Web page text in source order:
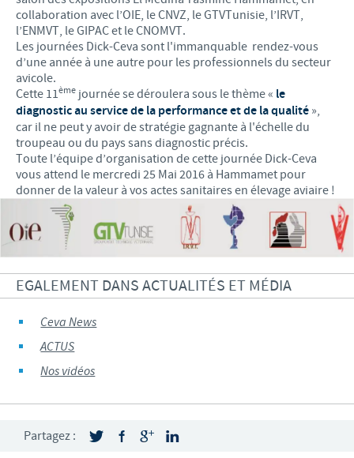
collaboration avec l’OIE, le CNVZ, le GTVTunisie, l’IRVT,
l’ENMVT, le GIPAC et le CNOMVT.
Les journées Dick-Ceva sont l'immanquable rendez-vous
d’une année à une autre pour les professionnels du secteur
avicole.
Cette 11ème journée se déroulera sous le thème « le
diagnostic au service de la performance et de la qualité »,
car il ne peut y avoir de stratégie gagnante à l'échelle du
troupeau ou du pays sans diagnostic précis.
Toute l’équipe d’organisation de cette journée Dick-Ceva
vous attend le mercredi 25 Mai 2016 à Hammamet pour
donner de la valeur à vos actes sanitaires en élevage aviaire !
EGALEMENT DANS ACTUALITÉS ET MÉDIA
Ceva News
ACTUS
Nos vidéos
Partagez :